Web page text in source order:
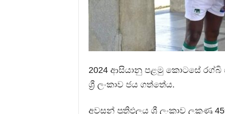
2024 ආසියානු පළමු කොටසේ
ශ්‍රී ලංකාව ජය ගත්තේය.
අවසන් ප්‍රතිඵලය ශ්‍රී ලංකාව ලකුණු